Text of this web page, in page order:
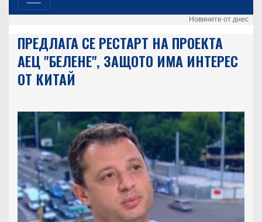
Новините от днес
ПРЕДЛАГА СЕ РЕСТАРТ НА ПРОЕКТА
АЕЦ "БЕЛЕНЕ", ЗАЩОТО ИМА ИНТЕРЕС
ОТ КИТАЙ